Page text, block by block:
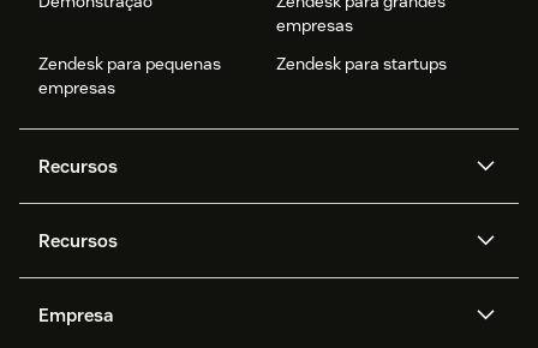
empresas
Zendesk para pequenas
empresas
Zendesk para startups
Recursos
Zendesk AI
Mensagens e chat em tempo
real
Privacidade e proteção de
Recursos
API e desenvolvedores
Empresa